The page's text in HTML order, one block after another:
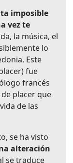
imposible
vez te
la música, el
lo
Este
fue
francés
placer que
de las
se ha visto
alteración
se traduce